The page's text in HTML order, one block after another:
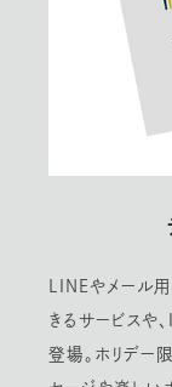
LINEやメール
きるサービスや
登場。ホリデー